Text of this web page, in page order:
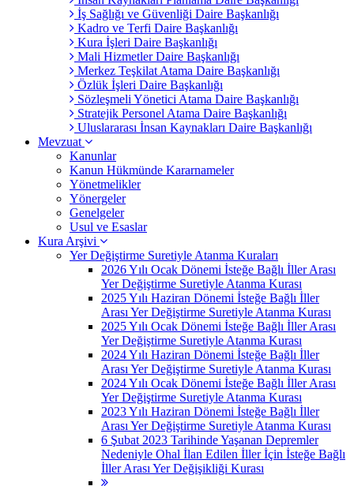
İş Sağlığı ve Güvenliği Daire Başkanlığı
Kadro ve Terfi Daire Başkanlığı
Kura İşleri Daire Başkanlığı
Mali Hizmetler Daire Başkanlığı
Merkez Teşkilat Atama Daire Başkanlığı
Özlük İşleri Daire Başkanlığı
Sözleşmeli Yönetici Atama Daire Başkanlığı
Stratejik Personel Atama Daire Başkanlığı
Uluslararası İnsan Kaynakları Daire Başkanlığı
Mevzuat
Kanunlar
Kanun Hükmünde Kararnameler
Yönetmelikler
Yönergeler
Genelgeler
Usul ve Esaslar
Kura Arşivi
Yer Değiştirme Suretiyle Atanma Kuraları
2026 Yılı Ocak Dönemi İsteğe Bağlı İller Arası
Yer Değiştirme Suretiyle Atanma Kurası
2025 Yılı Haziran Dönemi İsteğe Bağlı İller
Arası Yer Değiştirme Suretiyle Atanma Kurası
2025 Yılı Ocak Dönemi İsteğe Bağlı İller Arası
Yer Değiştirme Suretiyle Atanma Kurası
2024 Yılı Haziran Dönemi İsteğe Bağlı İller
Arası Yer Değiştirme Suretiyle Atanma Kurası
2024 Yılı Ocak Dönemi İsteğe Bağlı İller Arası
Yer Değiştirme Suretiyle Atanma Kurası
2023 Yılı Haziran Dönemi İsteğe Bağlı İller
Arası Yer Değiştirme Suretiyle Atanma Kurası
6 Şubat 2023 Tarihinde Yaşanan Depremler
Nedeniyle Ohal İlan Edilen İller İçin İsteğe Bağlı
İller Arası Yer Değişikliği Kurası